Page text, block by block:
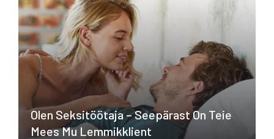
Olen Seksitöötaja – Seepärast On Teie
Mees Mu Lemmikklient